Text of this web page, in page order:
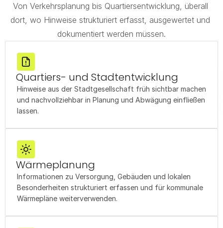
Von Verkehrsplanung bis Quartiersentwicklung, überall
dort, wo Hinweise strukturiert erfasst, ausgewertet und
dokumentiert werden müssen.
Quartiers- und Stadtentwicklung
Hinweise aus der Stadtgesellschaft früh sichtbar machen
und nachvollziehbar in Planung und Abwägung einfließen
lassen.
Wärmeplanung
Informationen zu Versorgung, Gebäuden und lokalen
Besonderheiten strukturiert erfassen und für kommunale
Wärmepläne weiterverwenden.